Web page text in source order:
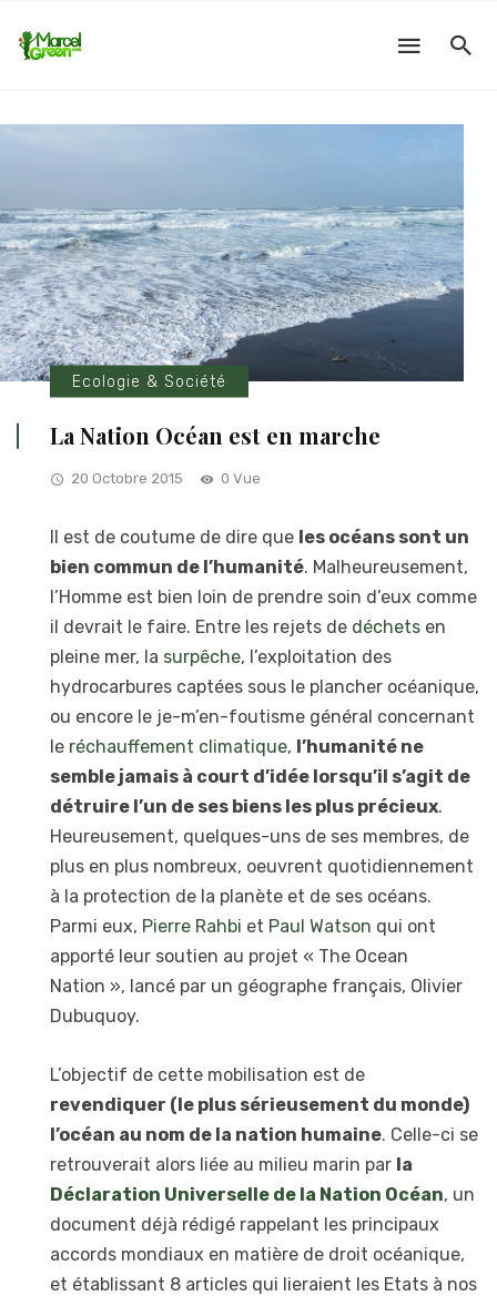
Ecologie & Société
La Nation Océan est en marche
20 Octobre 2015 0 Vue
Il est de coutume de dire que les océans sont un
bien commun de l’humanité. Malheureusement,
l’Homme est bien loin de prendre soin d’eux comme
il devrait le faire. Entre les rejets de déchets en
pleine mer, la surpêche, l’exploitation des
hydrocarbures captées sous le plancher océanique,
ou encore le je-m’en-foutisme général concernant
le réchauffement climatique, l’humanité ne
semble jamais à court d’idée lorsqu’il s’agit de
détruire l’un de ses biens les plus précieux.
Heureusement, quelques-uns de ses membres, de
plus en plus nombreux, oeuvrent quotidiennement
à la protection de la planète et de ses océans.
Parmi eux, Pierre Rahbi et Paul Watson qui ont
apporté leur soutien au projet « The Ocean
Nation », lancé par un géographe français, Olivier
Dubuquoy.
L’objectif de cette mobilisation est de
revendiquer (le plus sérieusement du monde)
l’océan au nom de la nation humaine. Celle-ci se
retrouverait alors liée au milieu marin par la
Déclaration Universelle de la Nation Océan, un
document déjà rédigé rappelant les principaux
accords mondiaux en matière de droit océanique,
et établissant 8 articles qui lieraient les Etats à nos